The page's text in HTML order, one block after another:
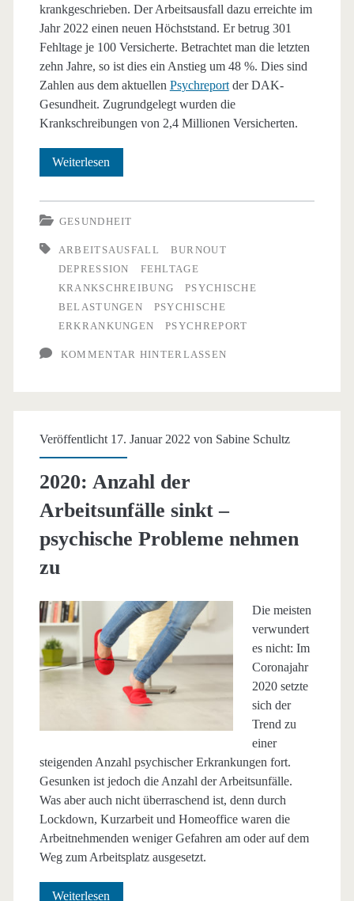
krankgeschrieben. Der Arbeitsausfall dazu erreichte im
Jahr 2022 einen neuen Höchststand. Er betrug 301
Fehltage je 100 Versicherte. Betrachtet man die letzten
zehn Jahre, so ist dies ein Anstieg um 48 %. Dies sind
Zahlen aus dem aktuellen Psychreportder DAK-
Gesundheit. Zugrundgelegt wurden die
Krankschreibungen von 2,4 Millionen Versicherten.
Weiterlesen
Arbeitsausfall
2022
auf
Höchststand
GESUNDHEIT
ARBEITSAUSFALL
BURNOUT
DEPRESSION
FEHLTAGE
KRANKSCHREIBUNG
PSYCHISCHE
BELASTUNGEN
PSYCHISCHE
ERKRANKUNGEN
PSYCHREPORT
KOMMENTAR HINTERLASSEN
Veröffentlicht 17. Januar 2022 von Sabine Schultz
2020: Anzahl der
Arbeitsunfälle sinkt –
psychische Probleme nehmen
zu
Die meisten
verwundert
es nicht: Im
Coronajahr
2020 setzte
sich der
Trend zu
einer
steigenden Anzahl psychischer Erkrankungen fort.
Gesunken ist jedoch die Anzahl der Arbeitsunfälle.
Was aber auch nicht überraschend ist, denn durch
Lockdown, Kurzarbeit und Homeoffice waren die
Arbeitnehmenden weniger Gefahren am oder auf dem
Weg zum Arbeitsplatz ausgesetzt.
Weiterlesen